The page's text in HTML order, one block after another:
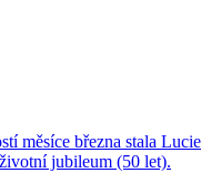
měsíce března stala Lucie
jubileum (50 let).